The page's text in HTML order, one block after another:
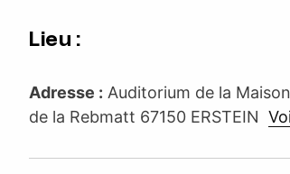
Lieu :
Adresse : Auditorium de la
de la Rebmatt 67150 ERSTEIN